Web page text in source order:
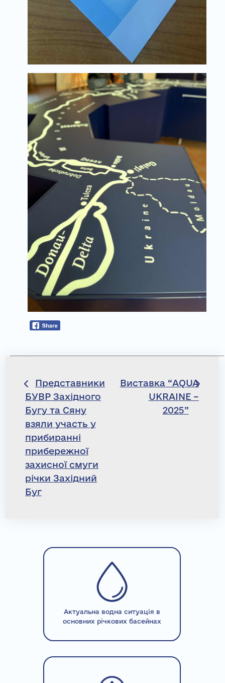
Навігація
записів
Представники
БУВР Західного
Бугу та Сяну
взяли участь у
прибиранні
прибережної
захисної смуги
річки Західний
Буг
Виставка “AQUA
UKRAINE –
2025”
Актуальна водна ситуація в
основних річкових басейнах